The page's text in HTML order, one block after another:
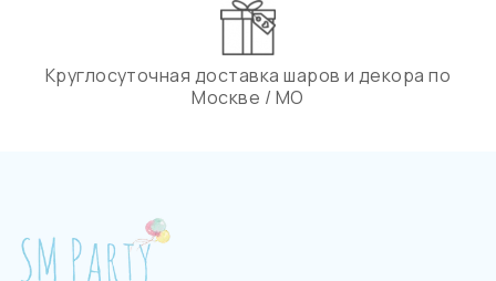
Круглосуточная доставка шаров и декора по
Москве / МО